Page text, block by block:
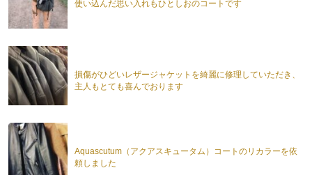
使い込んだ思い入れもひとしおのコートです
損傷がひどいレザージャケットを綺麗に修理していただき、
主人もとても喜んでおります
Aquascutum（アクアスキュータム）コートのリカラーを依
頼しました